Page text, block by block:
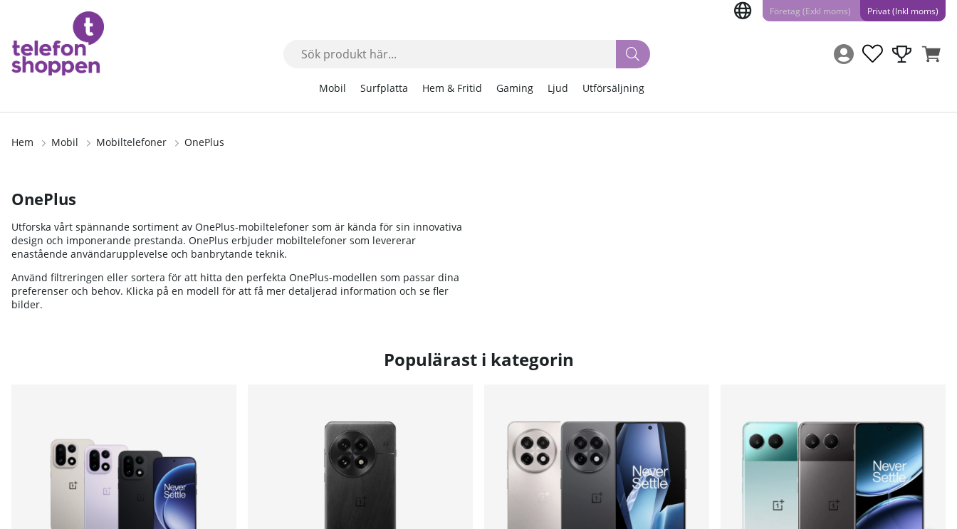
Företag (Exkl moms) Privat (Inkl moms)
Mobil Surfplatta Hem & Fritid Gaming Ljud Utförsäljning
Hem Mobil Mobiltelefoner OnePlus
OnePlus
Utforska vårt spännande sortiment av OnePlus-mobiltelefoner som är kända för sin innovativa
design och imponerande prestanda. OnePlus erbjuder mobiltelefoner som levererar
enastående användarupplevelse och banbrytande teknik.
Använd filtreringen eller sortera för att hitta den perfekta OnePlus-modellen som passar dina
preferenser och behov. Klicka på en modell för att få mer detaljerad information och se fler
bilder.
Populärast i kategorin